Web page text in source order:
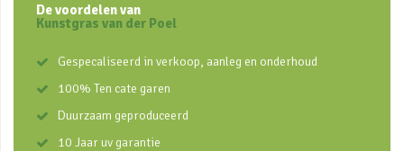
De voordelen van
Kunstgras van der Poel
Gespecaliseerd in verkoop, aanleg en onderhoud
100% Ten cate garen
Duurzaam geproduceerd
10 Jaar uv garantie